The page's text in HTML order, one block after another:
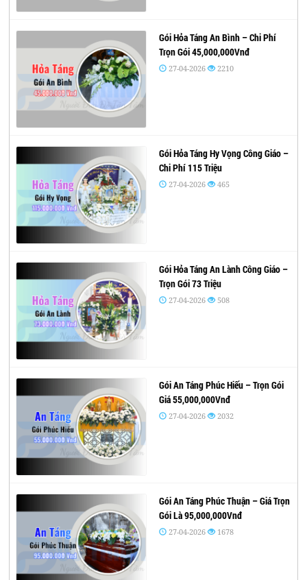
Gói Hỏa Táng An Bình – Chi Phí
Trọn Gói 45,000,000Vnđ
27-04-2026 2210
Gói Hỏa Táng Hy Vọng Công Giáo –
Chi Phí 115 Triệu
27-04-2026 465
Gói Hỏa Táng An Lành Công Giáo –
Trọn Gói 73 Triệu
27-04-2026 508
Gói An Táng Phúc Hiếu – Trọn Gói
Giá 55,000,000Vnđ
27-04-2026 2032
Gói An Táng Phúc Thuận – Giá Trọn
Gói Là 95,000,000Vnđ
27-04-2026 1678